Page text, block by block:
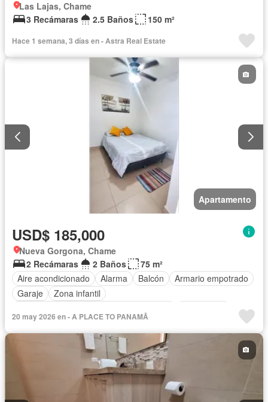
Las Lajas, Chame
3 Recámaras
2.5 Baños 150 m²
Hace 1 semana, 3 días en - Astra Real Estate
Apartamento
USD$ 185,000
Nueva Gorgona, Chame
2 Recámaras
2 Baños
75 m²
Aire acondicionado
Alarma Balcón
Armario empotrado
Garaje
Zona infantil
Cocina equipada
Chimenea Jardín
Gimnasio
Internet Jacuzzi
Ascensor
Vista panorámica Sauna
Cuarto de servicio
Piscina Cancha de tenis
20 may 2026 en - A PLACE TO PANAMÃ